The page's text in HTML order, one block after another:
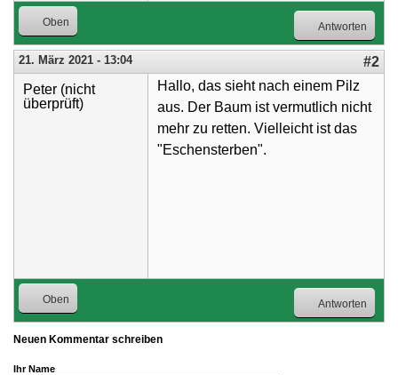
Oben Antworten
21. März 2021 - 13:04
#2
Peter (nicht
überprüft)
Hallo, das sieht nach einem Pilz
aus. Der Baum ist vermutlich nicht
mehr zu retten. Vielleicht ist das
"Eschensterben".
Oben Antworten
Neuen Kommentar schreiben
Ihr Name